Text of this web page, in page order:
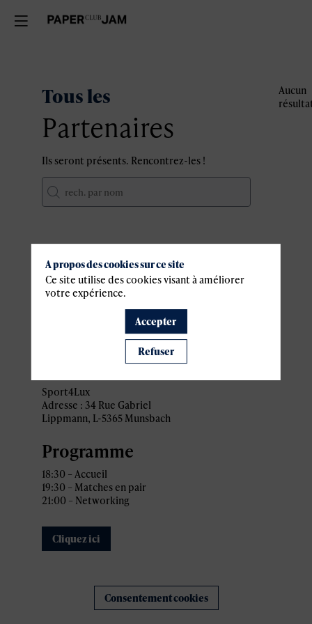
Tous les
Partenaires
Ils seront présents. Rencontrez-les !
Aucun
Informations
pratiques
Sport4Lux
Adresse : 34 Rue Gabriel
Lippmann, L-5365 Munsbach
Programme
18:30 – Accueil
19:30 – Matches en pair
21:00 – Networking
Cliquez ici
Consentement cookies
A propos des cookies sur ce site
Ce site utilise des cookies visant à améliorer
votre expérience.
Accepter
Refuser